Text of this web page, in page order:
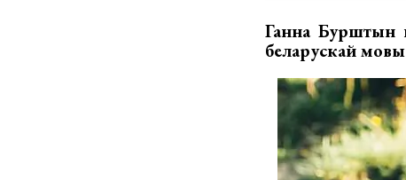
Ганна Бурштын
беларускай мовы